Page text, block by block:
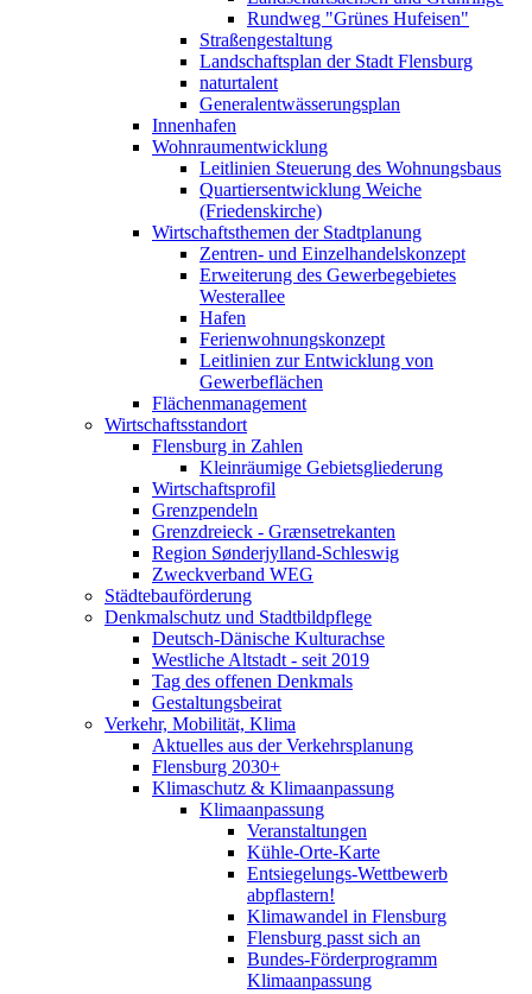
Rundweg "Grünes Hufeisen"
Straßengestaltung
Landschaftsplan der Stadt Flensburg
naturtalent
Generalentwässerungsplan
Innenhafen
Wohnraumentwicklung
Leitlinien Steuerung des Wohnungsbaus
Quartiersentwicklung Weiche
(Friedenskirche)
Wirtschaftsthemen der Stadtplanung
Zentren- und Einzelhandelskonzept
Erweiterung des Gewerbegebietes
Westerallee
Hafen
Ferienwohnungskonzept
Leitlinien zur Entwicklung von
Gewerbeflächen
Flächenmanagement
Wirtschaftsstandort
Flensburg in Zahlen
Kleinräumige Gebietsgliederung
Wirtschaftsprofil
Grenzpendeln
Grenzdreieck - Grænsetrekanten
Region Sønderjylland-Schleswig
Zweckverband WEG
Städtebauförderung
Denkmalschutz und Stadtbildpflege
Deutsch-Dänische Kulturachse
Westliche Altstadt - seit 2019
Tag des offenen Denkmals
Gestaltungsbeirat
Verkehr, Mobilität, Klima
Aktuelles aus der Verkehrsplanung
Flensburg 2030+
Klimaschutz & Klimaanpassung
Klimaanpassung
Veranstaltungen
Kühle-Orte-Karte
Entsiegelungs-Wettbewerb
abpflastern!
Klimawandel in Flensburg
Flensburg passt sich an
Bundes-Förderprogramm
Klimaanpassung